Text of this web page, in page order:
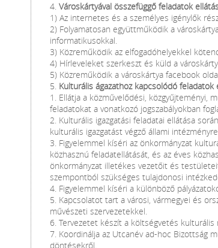
4. Városkártyával összefüggő feladatok
1) Az internetes és a személyes igénylők
2) Folyamatosan együttműködik a
informatikusokkal.
3) Közreműködik az elfogadóhelyekkel
4) Hírleveleket szerkeszt és küld a
5) Közreműködik a városkártya facebook
5. Kulturális ágazathoz kapcsolódó feladatok
1. Ellátja a közművelődési, közgyűjteményi,
feladatokat a vonatkozó jogszabályokban
2. Kulturális igazgatási feladatai ellátása
kulturális igazgatást végző állami
3. Figyelemmel kíséri az önkormányzat
közhasznú feladatellátását, és az éves
önkormányzat illetékes vezetőit és
szempontból szükséges tulajdonosi
4. Figyelemmel kíséri a különböző
5. Kapcsolatot tart a városi, vármegyei és
művészeti szervezetekkel.
6. Tervezetet készít a költségvetés kulturális
7. Koordinálja az Utcanév ad-hoc Bizottság
döntésekről.